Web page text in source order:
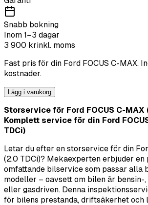
Snabb bokning
Inom 1–3 dagar
3 900 krinkl. moms
Fast pris för din Ford FOCUS C-MAX.
kostnader.
Lägg i varukorg
Storservice för Ford FOCUS C-MAX
Komplett service för din Ford
TDCi)
Letar du efter en storservice för din
(2.0 TDCi)? Mekaexperten erbjuder
omfattande bilservice som passar alla
modeller – oavsett om bilen är bensin-
eller gasdriven. Denna
för bilens prestanda, driftsäkerhet och